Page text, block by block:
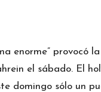
enorme” provocó
el sábado. El
domingo sólo un